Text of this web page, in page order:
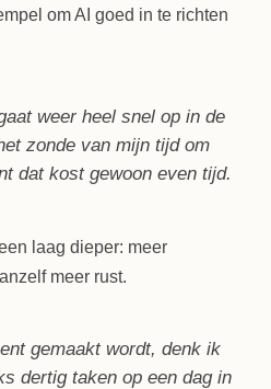
om AI goed in te richten
weer heel snel op in de
zonde van mijn tijd om
dat kost gewoon even tijd.
laag dieper: meer
meer rust.
gemaakt wordt, denk ik
dertig taken op een dag in